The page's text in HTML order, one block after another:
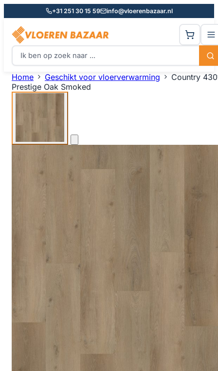
+31 251 30 15 59 info@vloerenbazaar.nl
Home Geschikt voor vloerverwarming
Country
Prestige Oak Smoked